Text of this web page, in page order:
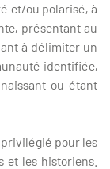
et/ou polarisé, à
présentant au
à délimiter un
identifiée,
ou étant
pour les
et les historiens.